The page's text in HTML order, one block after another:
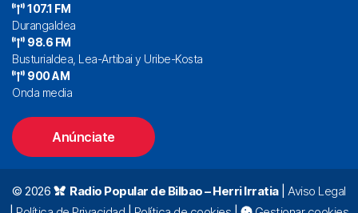
107.1 FM
Durangaldea
98.6 FM
Busturialdea, Lea-Artibai y Uribe-Kosta
900 AM
Onda media
Anúnciate
© 2026 Radio Popular de Bilbao – Herri Irratia| Aviso Legal